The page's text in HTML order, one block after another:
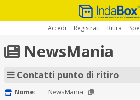
Accedi Registrati Ritira
NewsMania
Contatti punto di ritiro
Nome:
NewsMania